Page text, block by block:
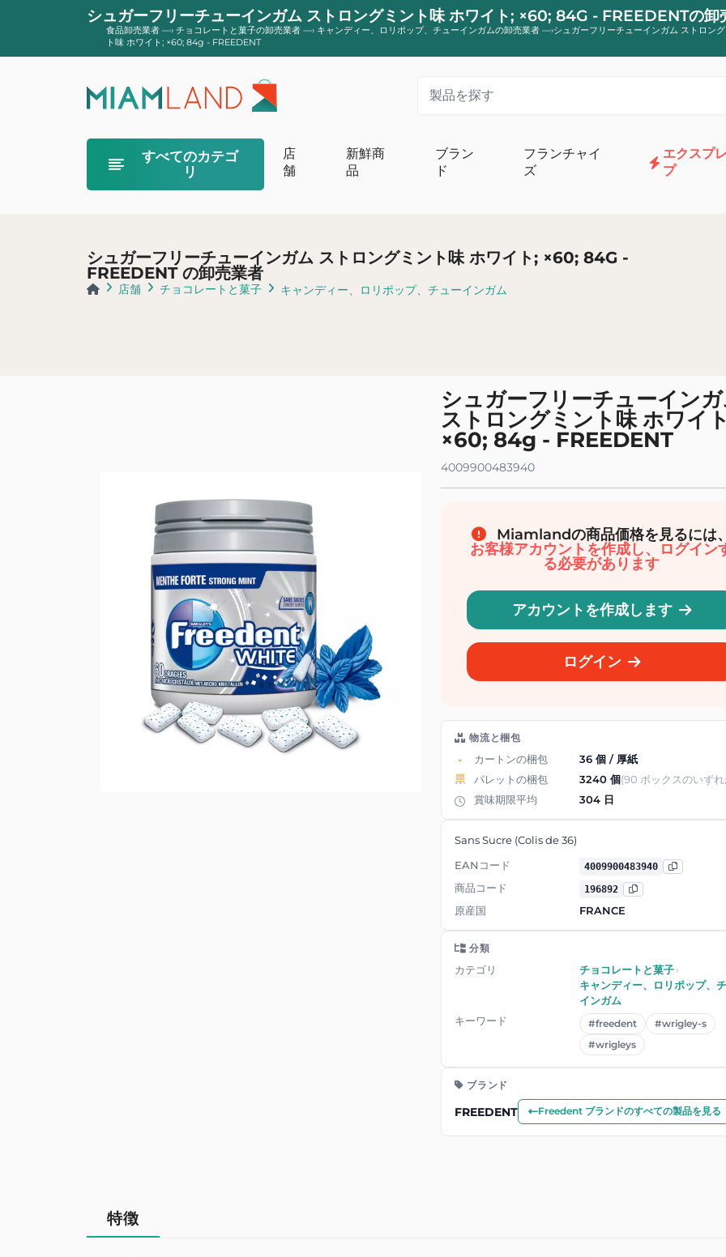
シュガーフリーチューインガム ストロングミント味 ホワイト; ×60; 84G - FREEDENTの卸
食品卸売業者 —› チョコレートと菓子の卸売業者 —› キャンディー、ロリポップ、チューインガムの卸売業者 —›シュガーフリーチューインガム ストロン
ト味 ホワイト; ×60; 84g - FREEDENT
すべてのカテゴ
リ
オーガニックバターとクリーム
フロマージュ ビオ
オーガニックチョコレートと菓子
オーガニックオイル、ソース、調味料
オーガニックのスープとシチュー
オーガニックの保存食とインスタントミール
オーガニック前菜、チップス、スプレッド
有機パスタ、米、澱粉
オーガニックソーダ、ソフトドリンク、ア
スティー、シロップ
オーガニックドリンク、ジュース、ミルク
オーガニックの衛生と美しさ
オーガニックフェイシャルケア
オーガニックヘアケア
オーガニックボディケア
オーガニックボディハイジーン
オーガニックベイビー
オーガニックのスナックとデザート
オーガニックベビーミール
オーガニックベビーミルクとシリアル
オーガニック育児と乳児衛生
オーガニック生鮮および冷凍
オーガニックケータリング
シャルキュトリー ビオ
コマース公平なバイオ
店
舗
新鮮商
品
ブラン
ド
フランチャイ
ズ
エクスプ
プ
シュガーフリーチューインガム ストロングミント味 ホワイト; ×60; 84G -
FREEDENT の卸売業者
店舗 チョコレートと菓子 キャンディー、ロリポップ、チューインガム
シュガーフリーチューイン
ストロングミント味 ホワイ
×60; 84g - FREEDENT
4009900483940
Miamlandの商品価格を見るには、
お客様アカウントを作成し、ログイン
る必要があります
アカウントを作成します
ログイン
物流と梱包
カートンの梱包
36 個 / 厚紙
パレットの梱包
3240 個(90 ボックスのいずれ
賞味期限平均
304 日
Sans Sucre (Colis de 36)
EANコード
4009900483940
商品コード 196892
原産国 FRANCE
分類
カテゴリ チョコレートと菓子 ›
キャンディー、ロリポップ、
インガム
キーワード
#freedent
#wrigley-s
#wrigleys
ブランド
FREEDENT Freedent ブランドのすべての製品を見る
特徴